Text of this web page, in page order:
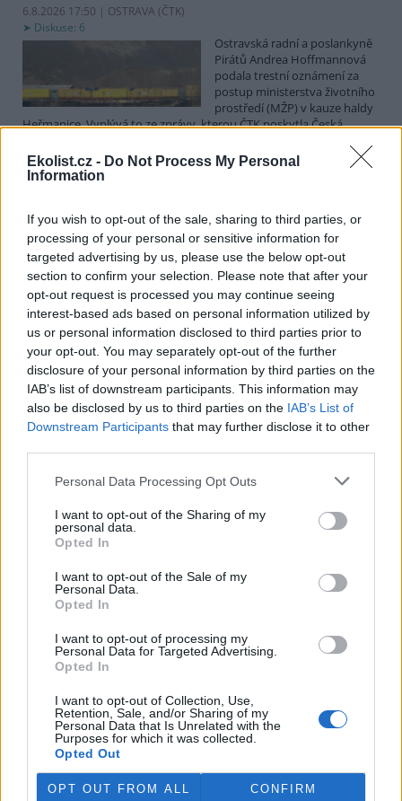
Ekolist.cz - Do Not Process My Personal
Information
If you wish to opt-out of the sale, sharing to third parties, or
processing of your personal or sensitive information for
targeted advertising by us, please use the below opt-out
section to confirm your selection. Please note that after your
opt-out request is processed you may continue seeing
interest-based ads based on personal information utilized by
us or personal information disclosed to third parties prior to
your opt-out. You may separately opt-out of the further
disclosure of your personal information by third parties on the
IAB’s list of downstream participants. This information may
also be disclosed by us to third parties on the IAB’s List of
Downstream Participants that may further disclose it to other
Personal Data Processing Opt Outs
I want to opt-out of the Sharing of my
personal data.
Opted In
I want to opt-out of the Sale of my
Personal Data.
Opted In
I want to opt-out of processing my
Personal Data for Targeted Advertising.
Opted In
I want to opt-out of Collection, Use,
Retention, Sale, and/or Sharing of my
Personal Data that Is Unrelated with the
Purposes for which it was collected.
Opted Out
OPT OUT FROM ALL CONFIRM
6.8.2026 17:50 | OSTRAVA (ČTK)
Diskuse: 6
Ostravská radní a poslankyně
Pirátů Andrea Hoffmannová
podala trestní oznámení za
postup ministerstva životního
prostředí (MŽP) v kauze haldy
Heřmanice. Vyplývá to ze zprávy, kterou ČTK poskytla Česká
případu České inspekci životního prostředí (ČIŽP) a zastavení řízení.
Hoffmannová ČTK sdělila, že trestní oznámení podala proti dosud
zjištěna prověřováním. Stanovisko MŽP a ČIŽP ČTK shání.
Ředitelé odborů i mluvčí se z ČIŽP rozhodli odejít z
vlastní vůle, řekl Straka
6.8.2026 15:22 (ČTK)
Ředitel odboru vnitřních
služeb Matěj Mrlina, vedoucí
služebního úřadu Oldřich
Jarolím a tisková mluvčí Miriam
Loužecká končí na České
inspekci životního prostředí (ČIŽP) z vlastní iniciativy. Na dotaz ČTK
to napsal nový ředitel inspekce Pavel Straka (za Motoristy). O jejich
plánovaných odchodechinformovalyv pondělí Seznam Zprávy.
Veterináři v horku ošetřují více zvířat, ohrožení jsou psi
se zploštělým čumákem
Veterináři v současných
vedrech ošetřují více zvířat.
krátkou lebkou a zploštělým
čumákem, jako jsou například mopsi nebo buldočci, starší jedinci a
zvířata se srdečním onemocněním. Jejich majitelé pro ně
dehydrataci nebo kolapsu. ČTK to sdělila viceprezidentka Komory
veterinárních lékařů ČR Kateřina Valdhans.
Do Prahy dorazili jezdci cyklistické štafety, míří na
konferenci o klimatu